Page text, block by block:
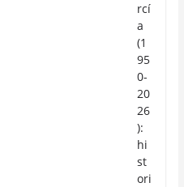
rcí
a
(1
95
0-
20
26
):
hi
st
ori